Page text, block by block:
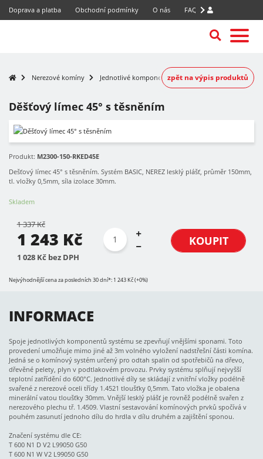
Doprava a platba Obchodní podmínky O nás FAQ
Nerezové komíny Jednotlivé komponentyzpět na výpis produktů
Děšťový límec 45° s těsněním
Produkt: M2300-150-RKED45E
Dešťový límec 45° s těsněním. Systém BASIC, NEREZ lesklý plášť, průměr 150mm,
tl. vložky 0,5mm, síla izolace 30mm.
Skladem
1 337 Kč
1 243 Kč
1 028 Kč bez DPH
KOUPIT
Nejvýhodnější cena za posledních 30 dní*: 1 243 Kč (+0%)
INFORMACE
Spoje jednotlivých komponentů systému se zpevňují vnějšími sponami. Toto
provedení umožňuje mimo jiné až 3m volného vyložení nadstřešní části komína.
Jedná se o komínový systém určený pro odtah spalin od spotřebičů na dřevo,
dřevěné pelety, plyn v podtlakovém provozu. Prvky systému splňují nejvyšší
teplotní zatřídění do 600°C. Jednotlivé díly se skládají z vnitřní vložky podélně
svařené z nerezové oceli třídy 1.4521 tloušťky 0,5mm. Tato vložka je obalena
minerální vatou tloušťky 30mm. Vnější lesklý plášť je rovněž podélně svařen z
nerezového plechu tř. 1.4509. Vlastní sestavování komínových prvků spočívá v
pouhém zasunutí jednoho dílu do hrdla v dílu druhém a zajištění sponou.
Značení systému dle CE:
T 600 N1 D V2 L99050 G50
T 600 N1 W V2 L99050 G50